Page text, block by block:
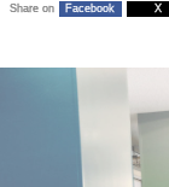
Share on Facebook X